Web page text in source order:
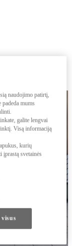
atstumas
naudojimo patirtį,
padeda mums
galite lengvai
Visą informaciją
kurių
svetainės